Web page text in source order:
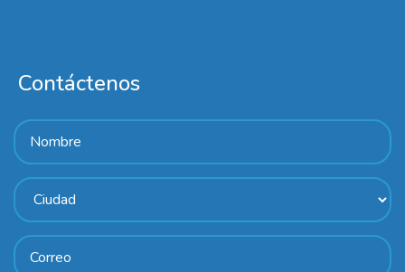
Contáctenos